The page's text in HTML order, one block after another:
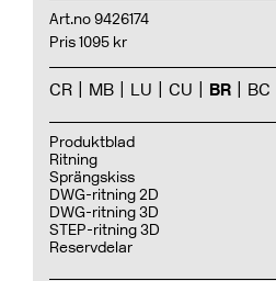
Art.no 9426174
Pris 1095 kr
CR MB LU CU BR BC
Produktblad
Ritning
Sprängskiss
DWG-ritning 2D
DWG-ritning 3D
STEP-ritning 3D
Reservdelar